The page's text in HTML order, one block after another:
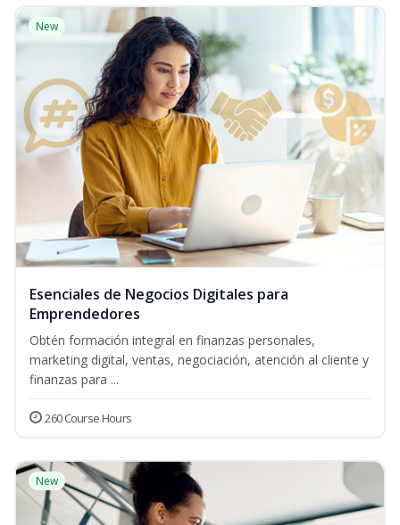
New
Esenciales de Negocios Digitales para
Emprendedores
Obtén formación integral en finanzas personales,
marketing digital, ventas, negociación, atención al cliente y
finanzas para ...
260 Course Hours
New